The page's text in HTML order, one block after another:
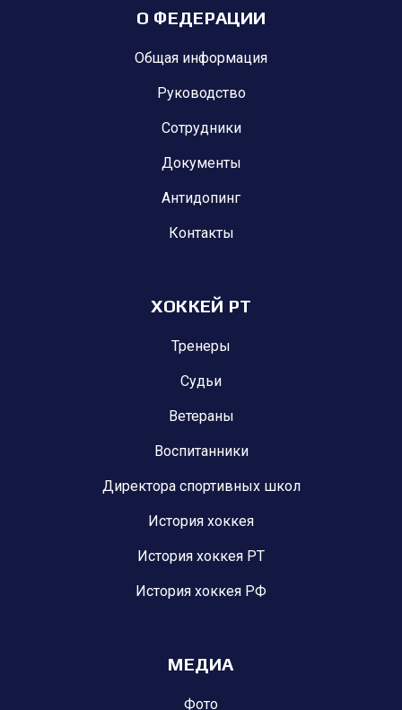
О ФЕДЕРАЦИИ
Общая информация
Руководство
Сотрудники
Документы
Антидопинг
Контакты
ХОККЕЙ РТ
Тренеры
Судьи
Ветераны
Воспитанники
Директора спортивных школ
История хоккея
История хоккея РТ
История хоккея РФ
МЕДИА
Фото